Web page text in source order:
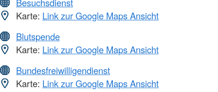
Besuchsdienst
Karte: Link zur Google Maps Ansicht
Blutspende
Karte: Link zur Google Maps Ansicht
Bundesfreiwilligendienst
Karte: Link zur Google Maps Ansicht